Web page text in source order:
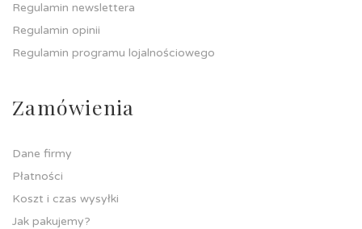
Regulamin newslettera
Regulamin opinii
Regulamin programu lojalnościowego
Zamówienia
Dane firmy
Płatności
Koszt i czas wysyłki
Jak pakujemy?